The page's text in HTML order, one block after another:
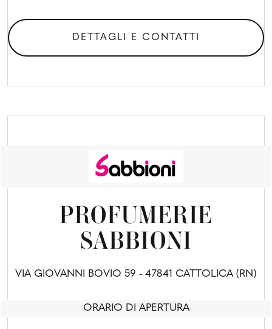
DETTAGLI E CONTATTI
PROFUMERIE
SABBIONI
VIA GIOVANNI BOVIO 59 - 47841 CATTOLICA (RN)
ORARIO DI APERTURA